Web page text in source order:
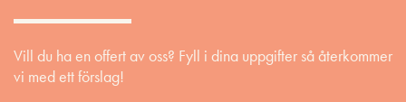
Vill du ha en offert av oss? Fyll i dina uppgifter så återkommer
vi med ett förslag!